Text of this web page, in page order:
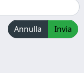
Annulla Invia